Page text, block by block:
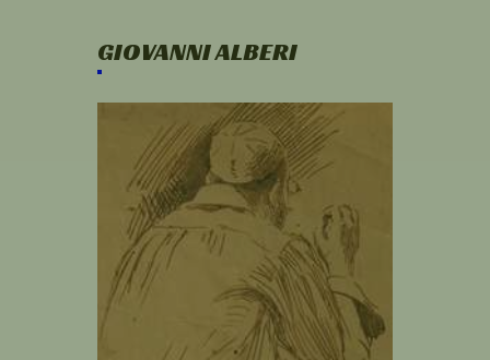
GIOVANNI ALBERI